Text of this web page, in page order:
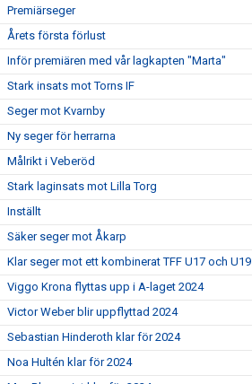
Premiärseger
Årets första förlust
Inför premiären med vår lagkapten "Marta"
Stark insats mot Torns IF
Seger mot Kvarnby
Ny seger för herrarna
Målrikt i Veberöd
Stark laginsats mot Lilla Torg
Inställt
Säker seger mot Åkarp
Klar seger mot ett kombinerat TFF U17 och U19
Viggo Krona flyttas upp i A-laget 2024
Victor Weber blir uppflyttad 2024
Sebastian Hinderoth klar för 2024
Noa Hultén klar för 2024